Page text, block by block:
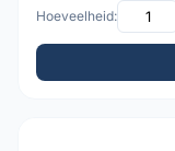
Hoeveelheid: